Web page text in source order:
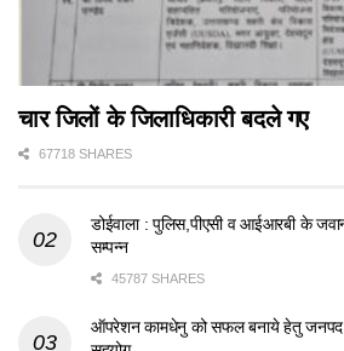
चार जिलों के जिलाधिकारी बदले गए
67718 SHARES
डोईवाला : पुलिस,पीएसी व आईआरबी के
सम्पन्न
45787 SHARES
ऑपरेशन कामधेनु को सफल बनाये हेतु जनपद के